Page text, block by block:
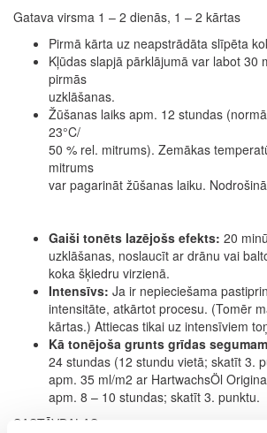
Gatava virsma 1 – 2 dienās, 1 – 2 kārtas
Pirmā kārta uz neapstrādāta slīpēta
Kļūdas slapjā pārklājumā var labot 30
pirmās
uzklāšanas.
Žūšanas laiks apm. 12 stundas
23°C/
50 % rel. mitrums). Zemākas
mitrums
var pagarināt žūšanas laiku.
Gaiši tonēts lazējošs efekts: 20
uzklāšanas, noslaucīt ar drānu vai
koka šķiedru virzienā.
Intensīvs: Ja ir nepieciešama
intensitāte, atkārtot procesu. (Tomēr
kārtas.) Attiecas tikai uz intensīviem
Kā tonējoša grunts grīdas
24 stundas (12 stundu vietā; skatīt 3.
apm. 35 ml/m2 ar HartwachsÖl
apm. 8 – 10 stundas; skatīt 3. punktu.
SASTĀVDAĻAS